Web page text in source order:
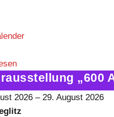
„600
2026 –29. August 2026